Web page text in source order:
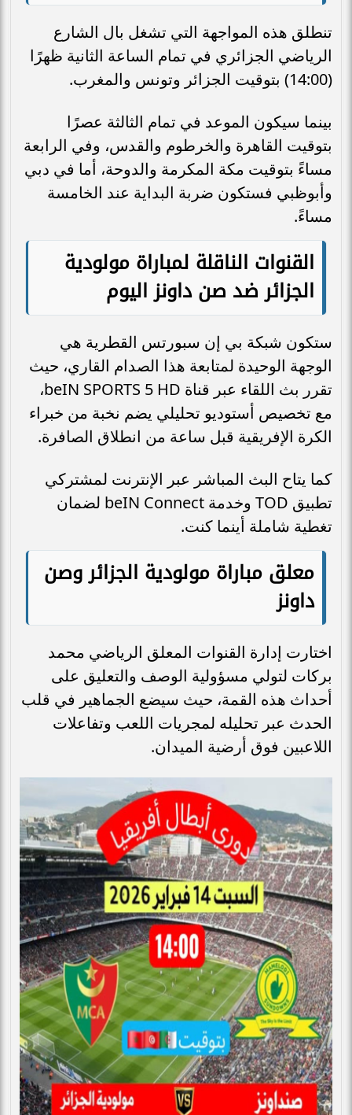
تنطلق هذه المواجهة التي تشغل بال الشارع
الرياضي الجزائري في تمام الساعة الثانية ظهرًا
(14:00) بتوقيت الجزائر وتونس والمغرب.
بينما سيكون الموعد في تمام الثالثة عصرًا
بتوقيت القاهرة والخرطوم والقدس، وفي الرابعة
مساءً بتوقيت مكة المكرمة والدوحة، أما في دبي
وأبوظبي فستكون ضربة البداية عند الخامسة
مساءً.
القنوات الناقلة لمباراة مولودية
الجزائر ضد صن داونز اليوم
ستكون شبكة بي إن سبورتس القطرية هي
الوجهة الوحيدة لمتابعة هذا الصدام القاري، حيث
تقرر بث اللقاء عبر قناة beIN SPORTS 5 HD،
مع تخصيص أستوديو تحليلي يضم نخبة من خبراء
الكرة الإفريقية قبل ساعة من انطلاق الصافرة.
كما يتاح البث المباشر عبر الإنترنت لمشتركي
تطبيق TOD وخدمة beIN Connect لضمان
تغطية شاملة أينما كنت.
معلق مباراة مولودية الجزائر وصن
داونز
اختارت إدارة القنوات المعلق الرياضي محمد
بركات لتولي مسؤولية الوصف والتعليق على
أحداث هذه القمة، حيث سيضع الجماهير في قلب
الحدث عبر تحليله لمجريات اللعب وتفاعلات
اللاعبين فوق أرضية الميدان.